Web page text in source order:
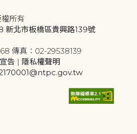
所有
新北市板橋區貴興路139號
傳真：02-29538139
告 | 隱私權聲明